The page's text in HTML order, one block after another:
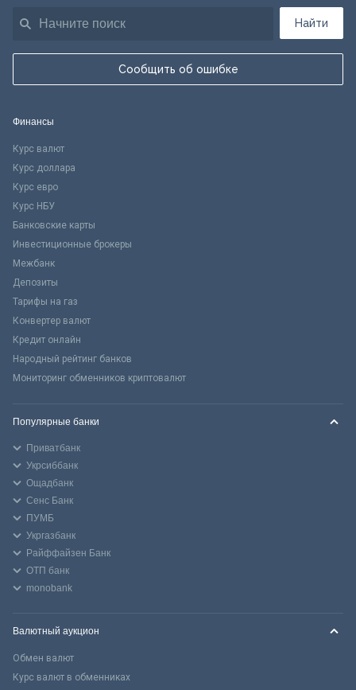
Найти
Сообщить об ошибке
Финансы
Курс валют
Курс доллара
Курс евро
Курс НБУ
Банковские карты
Инвестиционные брокеры
Межбанк
Депозиты
Тарифы на газ
Конвертер валют
Кредит онлайн
Народный рейтинг банков
Мониторинг обменников криптовалют
Популярные банки
Приватбанк
Укрсиббанк
Ощадбанк
Сенс Банк
ПУМБ
Укргазбанк
Райффайзен Банк
ОТП банк
monobank
Валютный аукцион
Обмен валют
Курс валют в обменниках